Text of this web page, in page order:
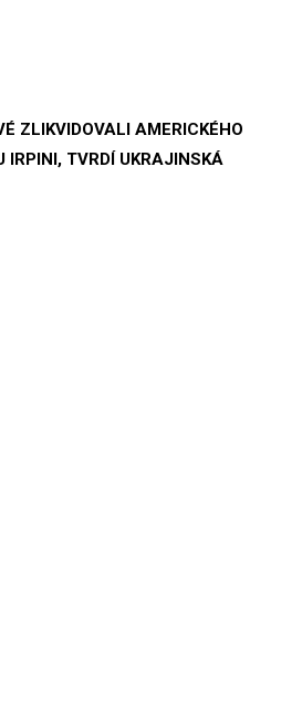
ZLIKVIDOVALI AMERICKÉHO
IRPINI, TVRDÍ UKRAJINSKÁ